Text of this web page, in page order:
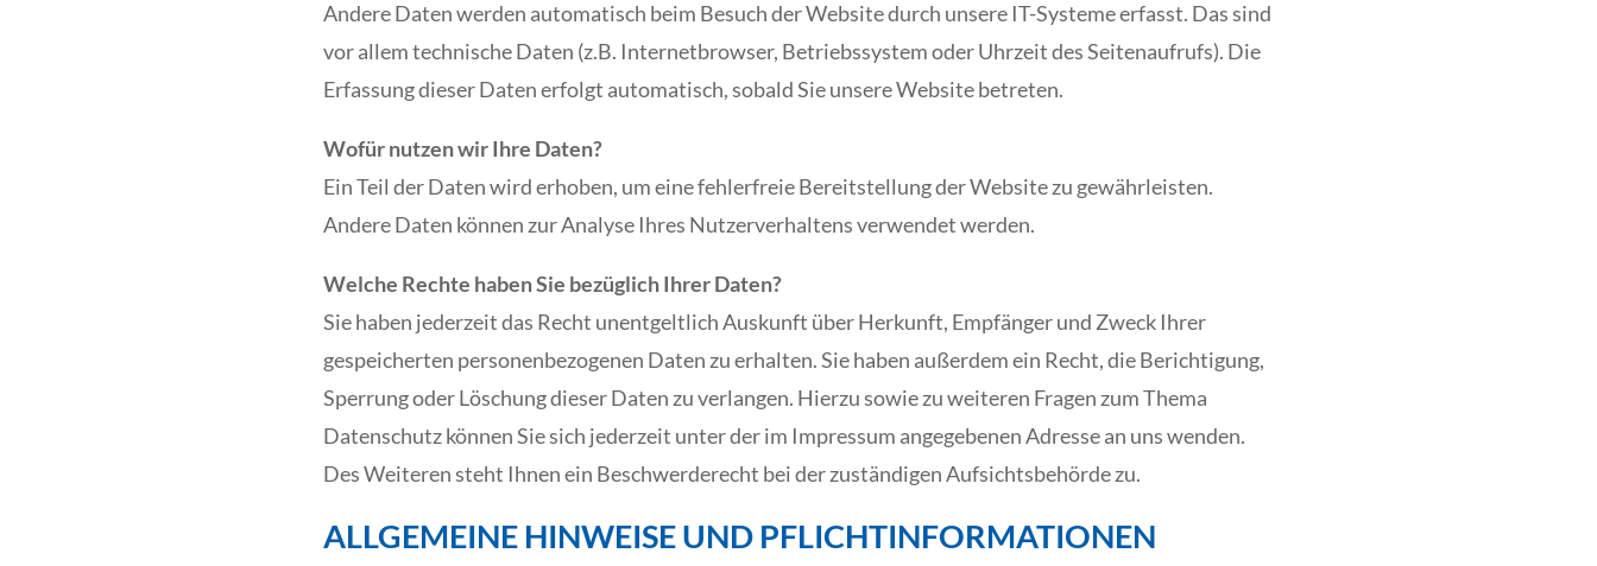
Andere Daten werden automatisch beim Besuch der Website durch unsere IT-Systeme erfasst. Das sind
vor allem technische Daten (z.B. Internetbrowser, Betriebssystem oder Uhrzeit des Seitenaufrufs). Die
Erfassung dieser Daten erfolgt automatisch, sobald Sie unsere Website betreten.
Wofür nutzen wir Ihre Daten?
Ein Teil der Daten wird erhoben, um eine fehlerfreie Bereitstellung der Website zu gewährleisten.
Andere Daten können zur Analyse Ihres Nutzerverhaltens verwendet werden.
Welche Rechte haben Sie bezüglich Ihrer Daten?
Sie haben jederzeit das Recht unentgeltlich Auskunft über Herkunft, Empfänger und Zweck Ihrer
gespeicherten personenbezogenen Daten zu erhalten. Sie haben außerdem ein Recht, die Berichtigung,
Sperrung oder Löschung dieser Daten zu verlangen. Hierzu sowie zu weiteren Fragen zum Thema
Datenschutz können Sie sich jederzeit unter der im Impressum angegebenen Adresse an uns wenden.
Des Weiteren steht Ihnen ein Beschwerderecht bei der zuständigen Aufsichtsbehörde zu.
ALLGEMEINE HINWEISE UND PFLICHTINFORMATIONEN